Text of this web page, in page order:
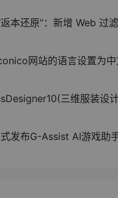
还原”：新增 Web 过滤器，结
网站的语言设置为中
三维服装设计软件
发布G-Assist AI游戏助